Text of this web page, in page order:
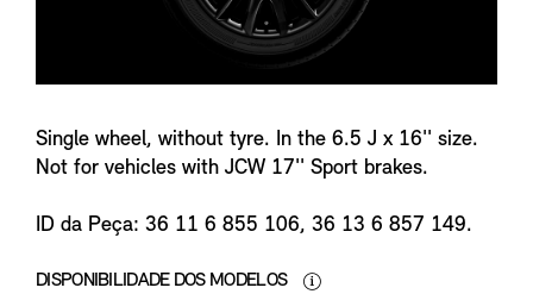
Single wheel, without tyre. In the 6.5 J x 16'' size.
Not for vehicles with JCW 17'' Sport brakes.
ID da Peça: 36 11 6 855 106, 36 13 6 857 149.
DISPONIBILIDADE DOS MODELOS